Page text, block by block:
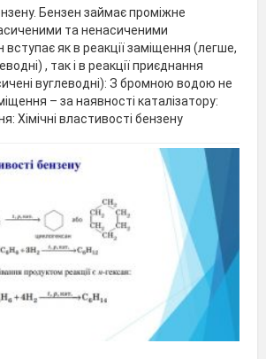
Бензен займає проміжне
та ненасиченими
вступає як в реакції заміщення (легше,
, так і в реакції приєднання
вуглеводні): З бромною водою не
– за наявності каталізатору:
Хімічні властивості бензену